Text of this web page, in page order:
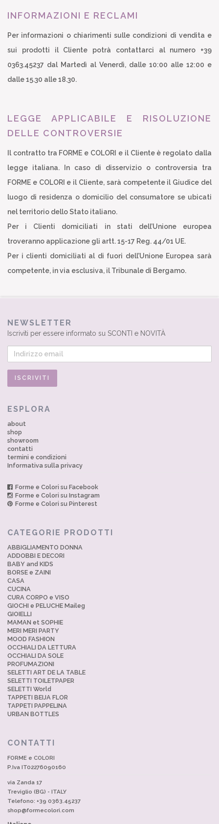
INFORMAZIONI E RECLAMI
Per informazioni o chiarimenti sulle condizioni di vendita e
sui prodotti il Cliente potrà contattarci al numero +39
0363.45237 dal Martedì al Venerdì, dalle 10:00 alle 12:00 e
dalle 15.30 alle 18.30.
LEGGE APPLICABILE E RISOLUZIONE
DELLE CONTROVERSIE
Il contratto tra FORME e COLORI e il Cliente è regolato dalla
legge italiana. In caso di disservizio o controversia tra
FORME e COLORI e il Cliente, sarà competente il Giudice del
luogo di residenza o domicilio del consumatore se ubicati
nel territorio dello Stato italiano.
Per i Clienti domiciliati in stati dell’Unione europea
troveranno applicazione gli artt. 15-17 Reg. 44/01 UE.
Per i clienti domiciliati al di fuori dell’Unione Europea sarà
competente, in via esclusiva, il Tribunale di Bergamo.
NEWSLETTER
Iscriviti per essere informato su SCONTI e NOVITÀ
ESPLORA
about
shop
showroom
contatti
termini e condizioni
Informativa sulla privacy
Forme e Colori su Facebook
Forme e Colori su Instagram
Forme e Colori su Pinterest
CATEGORIE PRODOTTI
ABBIGLIAMENTO DONNA
ADDOBBI E DECORI
BABY and KIDS
BORSE e ZAINI
CASA
CUCINA
CURA CORPO e VISO
GIOCHI e PELUCHE Maileg
GIOIELLI
MAMAN et SOPHIE
MERI MERI PARTY
MOOD FASHION
OCCHIALI DA LETTURA
OCCHIALI DA SOLE
PROFUMAZIONI
SELETTI ART DE LA TABLE
SELETTI TOILETPAPER
SELETTI World
TAPPETI BEIJA FLOR
TAPPETI PAPPELINA
URBAN BOTTLES
CONTATTI
FORME e COLORI
P.Iva IT02276090160
via Zanda 17
Treviglio (BG) - ITALY
Telefono: +39 0363.45237
shop@formecolori.com